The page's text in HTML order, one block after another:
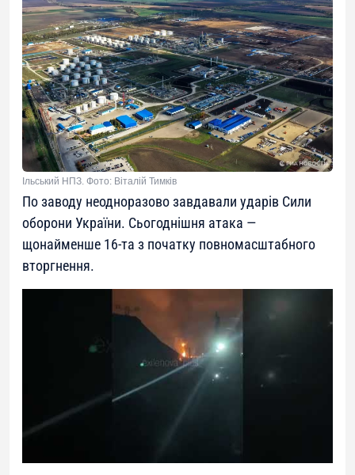
Ільський НПЗ. Фото: Віталій Тимків
По заводу неодноразово завдавали ударів Сили
оборони України. Сьогоднішня атака —
щонайменше 16-та з початку повномасштабного
вторгнення.